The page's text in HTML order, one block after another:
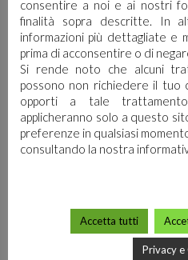
GIARDINI
consentire a noi e ai nostri
finalità sopra descritte. In
informazioni più dettagliate e
prima di acconsentire o di
Si rende noto che alcuni
possono non richiedere il tuo
opporti a tale
applicheranno solo a questo
preferenze in qualsiasi
consultando la nostra
Accetta tutti
Privacy e